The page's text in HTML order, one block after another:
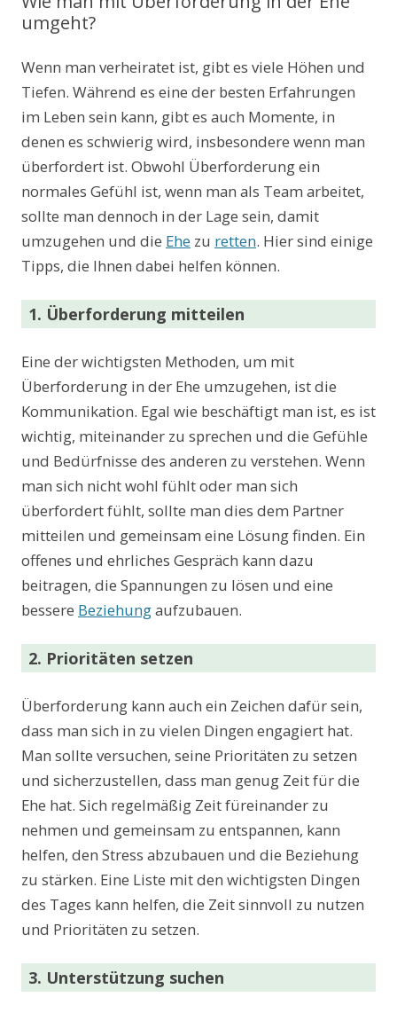
umgeht?
Wenn man verheiratet ist, gibt es viele Höhen und
Tiefen. Während es eine der besten Erfahrungen
im Leben sein kann, gibt es auch Momente, in
denen es schwierig wird, insbesondere wenn man
überfordert ist. Obwohl Überforderung ein
normales Gefühl ist, wenn man als Team arbeitet,
sollte man dennoch in der Lage sein, damit
umzugehen und die Ehe zu retten. Hier sind einige
Tipps, die Ihnen dabei helfen können.
1. Überforderung mitteilen
Eine der wichtigsten Methoden, um mit
Überforderung in der Ehe umzugehen, ist die
Kommunikation. Egal wie beschäftigt man ist, es ist
wichtig, miteinander zu sprechen und die Gefühle
und Bedürfnisse des anderen zu verstehen. Wenn
man sich nicht wohl fühlt oder man sich
überfordert fühlt, sollte man dies dem Partner
mitteilen und gemeinsam eine Lösung finden. Ein
offenes und ehrliches Gespräch kann dazu
beitragen, die Spannungen zu lösen und eine
bessere Beziehungaufzubauen.
2. Prioritäten setzen
Überforderung kann auch ein Zeichen dafür sein,
dass man sich in zu vielen Dingen engagiert hat.
Man sollte versuchen, seine Prioritäten zu setzen
und sicherzustellen, dass man genug Zeit für die
Ehe hat. Sich regelmäßig Zeit füreinander zu
nehmen und gemeinsam zu entspannen, kann
helfen, den Stress abzubauen und die Beziehung
zu stärken. Eine Liste mit den wichtigsten Dingen
des Tages kann helfen, die Zeit sinnvoll zu nutzen
und Prioritäten zu setzen.
3. Unterstützung suchen